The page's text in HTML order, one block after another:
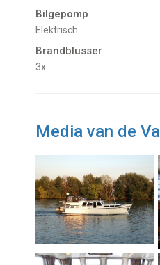
Bilgepomp
Elektrisch
Brandblusser
3x
Media van de